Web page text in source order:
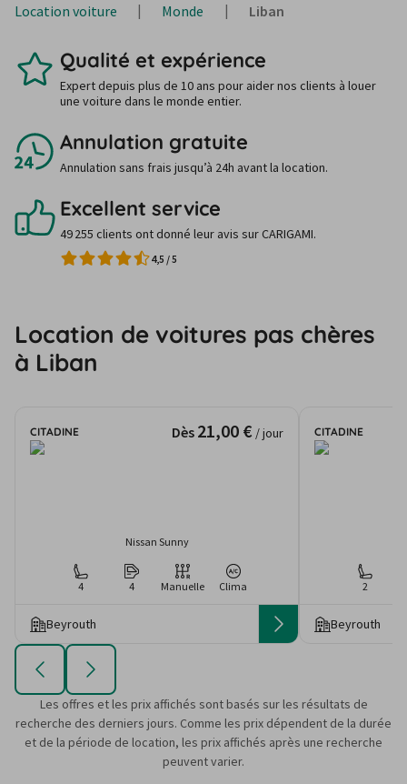
Location voiture Monde Liban
Qualité et expérience
Expert depuis plus de 10 ans pour aider nos clients à louer
une voiture dans le monde entier.
Annulation gratuite
Annulation sans frais jusqu’à 24h avant la location.
Excellent service
49 255 clients ont donné leur avis sur CARIGAMI.
4,5 /5
Location de voitures pas chères
à Liban
CITADINE Dès 21,00 € / jour
Nissan Sunny
4 4 Manuelle Clima
Beyrouth
CITADINE
2
Beyrouth
Les offres et les prix affichés sont basés sur les résultats de
recherche des derniers jours. Comme les prix dépendent de la durée
et de la période de location, les prix affichés après une recherche
peuvent varier.